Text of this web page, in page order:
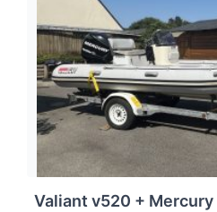
Valiant v520 + Mercury